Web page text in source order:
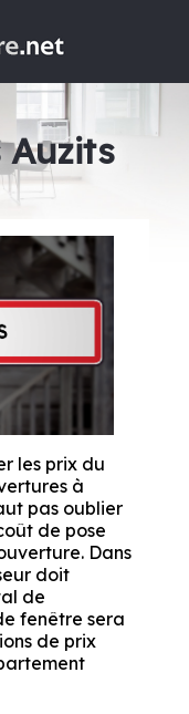
Auzits
les prix du
à
pas oublier
de pose
Dans
doit
de
fenêtre sera
de prix